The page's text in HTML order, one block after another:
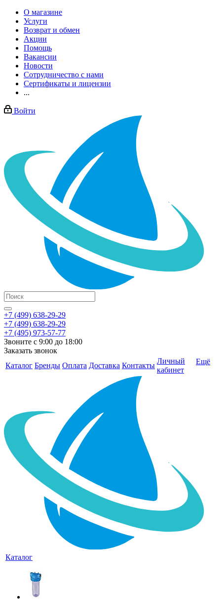
О магазине
Услуги
Возврат и обмен
Акции
Помощь
Вакансии
Новости
Сотрудничество с нами
Сертификаты и лицензии
...
Войти
+7 (499) 638-29-29
+7 (499) 638-29-29
+7 (495) 973-57-77
Звоните с 9:00 до 18:00
Заказать звонок
Каталог Бренды Оплата Доставка Контакты
Личный
кабинет
Ещё
Каталог